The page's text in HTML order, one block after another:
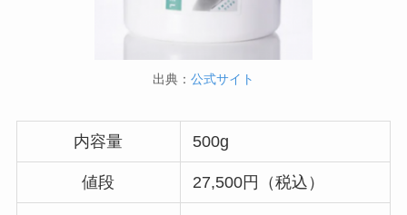
出典： 公式サイト
内容量 500g
値段 27,500円（税込）